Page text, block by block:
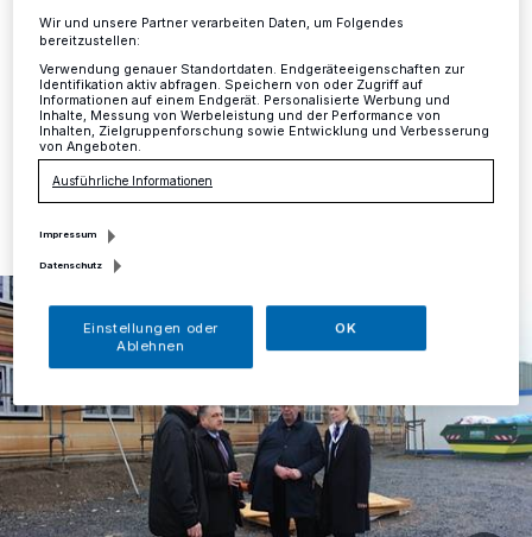
Mettmann·Am Montag wurde der Öffentlichkeit die
neue Asylunterkunft Am Pfennig in Metzkausen
vorgestellt.
Wir und unsere Partner verarbeiten Daten, um Folgendes
bereitzustellen:
Verwendung genauer Standortdaten. Endgeräteeigenschaften zur
Identifikation aktiv abfragen. Speichern von oder Zugriff auf
Informationen auf einem Endgerät. Personalisierte Werbung und
Inhalte, Messung von Werbeleistung und der Performance von
Inhalten, Zielgruppenforschung sowie Entwicklung und Verbesserung
von Angeboten.
Ausführliche Informationen
Impressum
Datenschutz
Einstellungen oder
Ablehnen
OK